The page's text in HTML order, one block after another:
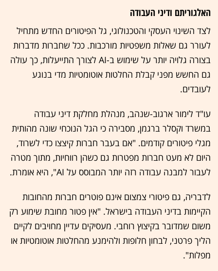
האלגוריתם ודיני העבודה
לצד השינוי העסקי והטכנולוגי, גל הפיטורים החדש מתחיל
לעורר גם שאלות משפטיות מורכבות. ככל שחברות מדברות
בצורה גלויה יותר על שימוש ב-AI לצורך התייעלות, כך עולה
גם החשש מפני קבלת החלטות אוטומטיות מדי בנוגע
לעובדים.
עו"ד לימור ארגוב-שנהב, מנהלת מחלקת דיני עבודה
במשרד וקסלר ברגמן, מסבירה כי הגל הנוכחי שונה מהותית
מגלי פיטורים קודמים. "אם בעבר חברות קיצצו כדי לשרוד,
היום לא מעט חברות מפטרות גם כשהן רווחיות, מתוך מטרה
לעבור למבנה עבודה רזה יותר המבוסס על AI", היא אומרת.
לדבריה, גם פיטורי צמצום אינם פוטרים חברות מהחובות
הקיימות בדיני העבודה בישראל. "אין פטור מחובת שימוע רק
משום שמדובר בקיצוץ רוחבי. מעסיקים עדיין מחויבים לקיים
הליך פרטני, לבחון חלופות ולהימנע מהחלטות אוטומטיות או
מפלות".